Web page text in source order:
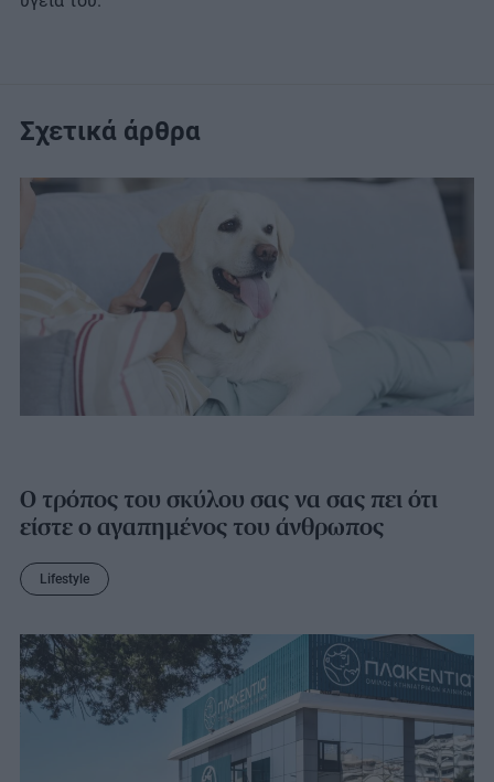
Σχετικά άρθρα
Ο τρόπος του σκύλου σας να σας πει ότι
είστε ο αγαπημένος του άνθρωπος
Lifestyle